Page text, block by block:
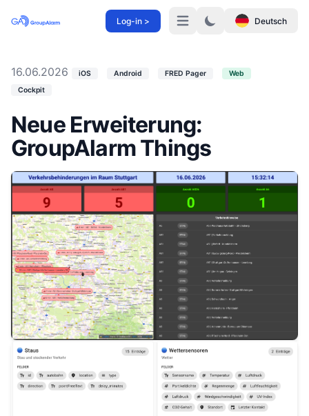
Log-in > Menü Deutsch
16.06.2026 iOS Android FRED Pager
Web
Cockpit
Neue Erweiterung:
GroupAlarm Things